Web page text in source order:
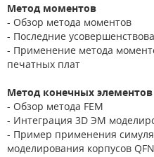
Метод моментов
- Обзор метода моментов
- Последние
- Применение метода
печатных плат
Метод конечных элементов
- Обзор метода FEM
- Интеграция 3D ЭМ
- Пример применения
моделирования корпусов QFN